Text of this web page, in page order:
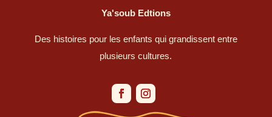
Ya'soub Edtions
Des histoires pour les enfants qui grandissent entre
plusieurs cultures.